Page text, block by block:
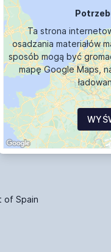
Ta strona
osadzania materiałów
sposób mogą być
mapę Google Maps,
of Spain